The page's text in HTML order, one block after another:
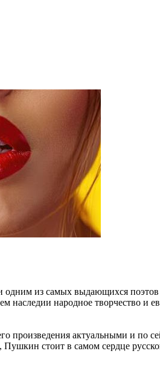
одним из самых выдающихся
народное творчество и
произведения актуальными и по
стоит в самом сердце